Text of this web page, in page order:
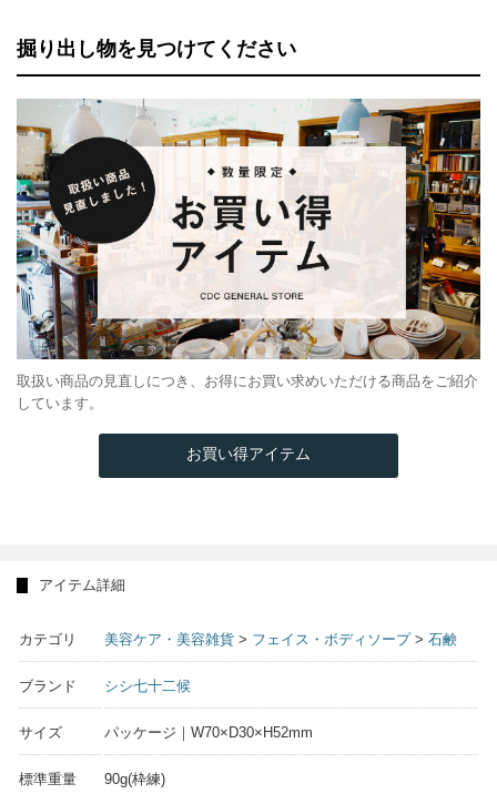
掘り出し物を見つけてください
取扱い商品の見直しにつき、お得にお買い求めいただける商品をご紹介
しています。
お買い得アイテム
アイテム詳細
カテゴリ 美容ケア・美容雑貨 > フェイス・ボディソープ> 石鹸
ブランド シシ七十二候
サイズ パッケージ｜W70×D30×H52mm
標準重量 90g(枠練)